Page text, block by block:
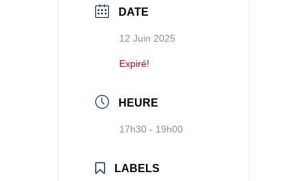
DATE
12 Juin 2025
Expiré!
HEURE
17h30 - 19h00
LABELS